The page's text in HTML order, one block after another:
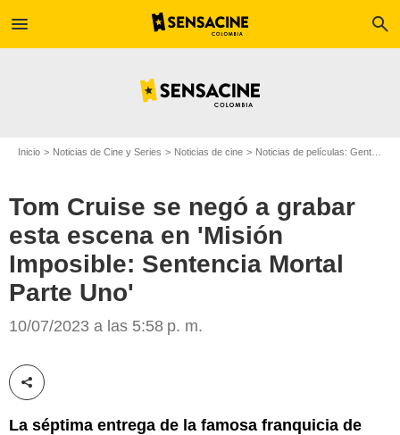
menu search
Inicio Noticias de Cine y Series Noticias de cine Noticias de películas: Gente
Tom Cruise se negó a grabar
esta escena en 'Misión
Imposible: Sentencia Mortal
Parte Uno'
10/07/2023 a las 5:58 p. m.
Compartir esta noticia
La séptima entrega de la famosa franquicia de